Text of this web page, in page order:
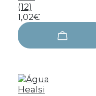
(12)
1,02€